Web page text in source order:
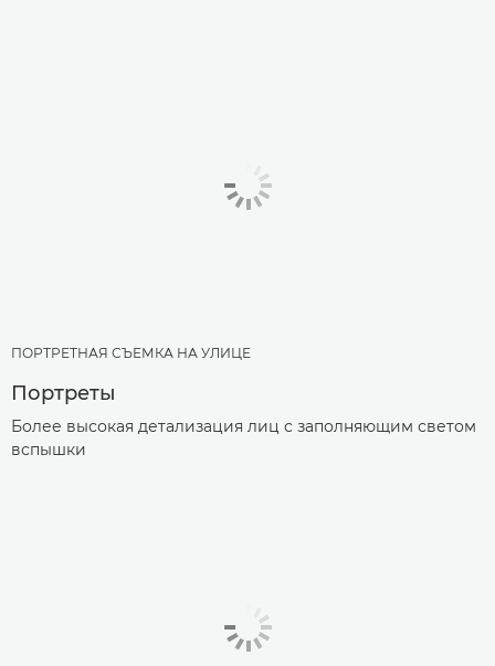
ПОРТРЕТНАЯ СЪЕМКА НА УЛИЦЕ
Портреты
Более высокая детализация лиц с заполняющим светом
вспышки